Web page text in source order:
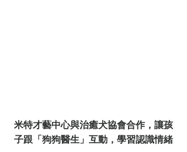
米特才藝中心與治癒犬協會合作，讓孩
子跟「狗狗醫生」互動，學習認識情緒